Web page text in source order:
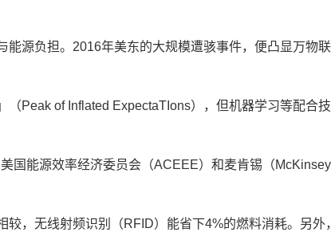
源负担。2016年美东的大规模遭骇事件，便凸显万物
Peak of Inflated ExpectaTIons），但机器学习等配合
国能源效率经济委员会（ACEEE）和麦肯锡（
，无线射频识别（RFID）能省下4%的燃料消耗。另